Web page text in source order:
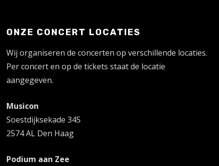
ONZE CONCERT LOCATIES
Wij organiseren de concerten op verschillende locaties.
Per concert en op de tickets staat de locatie
aangegeven.
Musicon
Soestdijksekade 345
2574 AL Den Haag
Podium aan Zee